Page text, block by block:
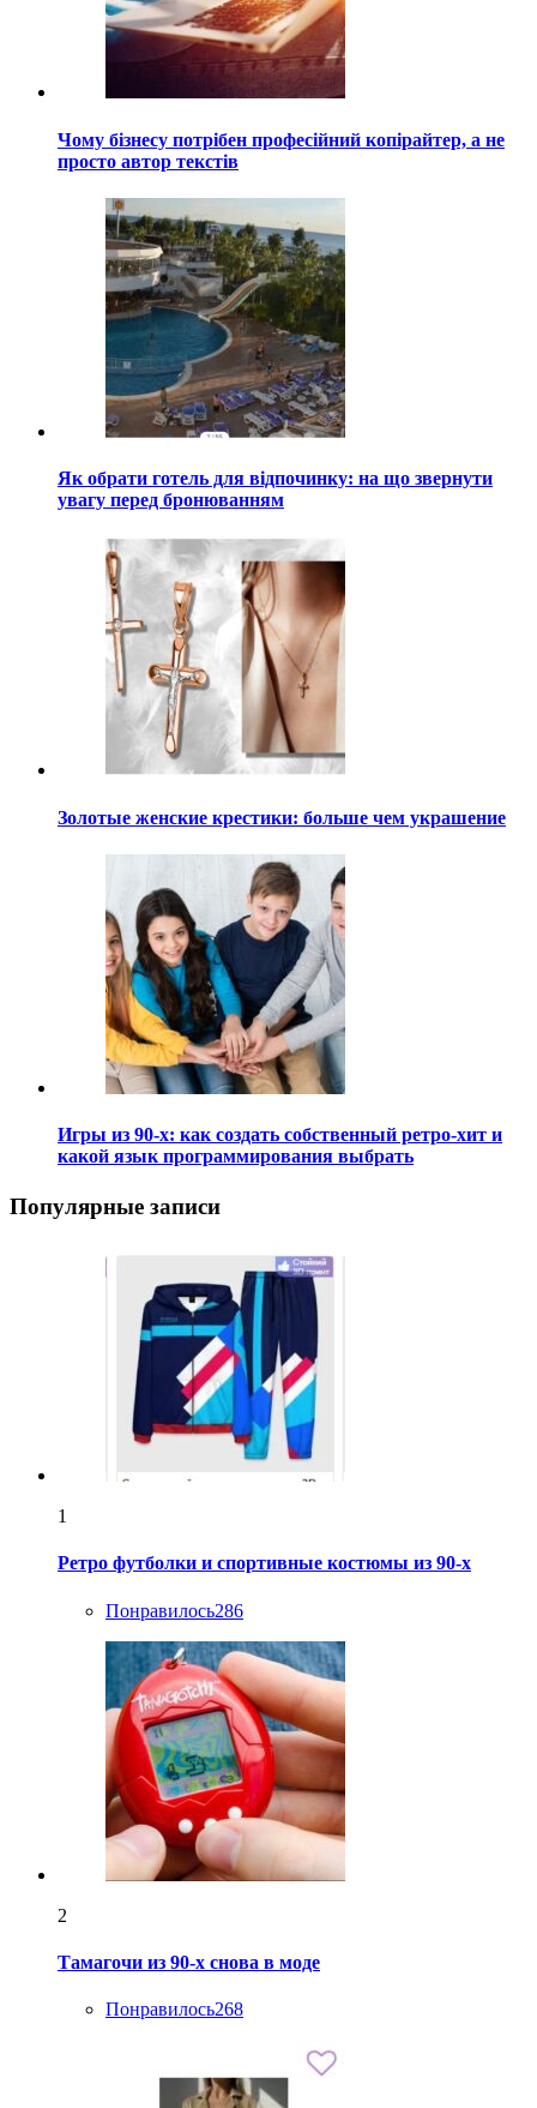
Чому бізнесу потрібен професійний копірайтер, а не
просто автор текстів
Як обрати готель для відпочинку: на що звернути
увагу перед бронюванням
Золотые женские крестики: больше чем украшение
Игры из 90-х: как создать собственный ретро-хит и
какой язык программирования выбрать
Популярные записи
1
Ретро футболки и спортивные костюмы из 90-х
Понравилось286
2
Тамагочи из 90-х снова в моде
Понравилось268